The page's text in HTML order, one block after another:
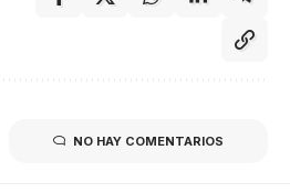
NO HAY COMENTARIOS